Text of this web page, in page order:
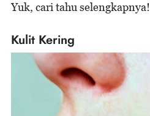
Yuk, cari tahu selengkapnya!
Kulit Kering